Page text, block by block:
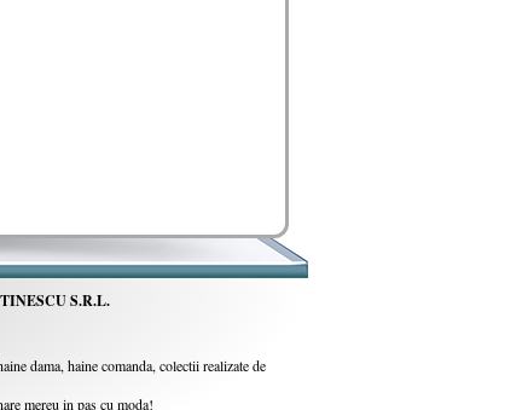
S.R.L.
dama, haine comanda, colectii realizate de
mereu in pas cu moda!